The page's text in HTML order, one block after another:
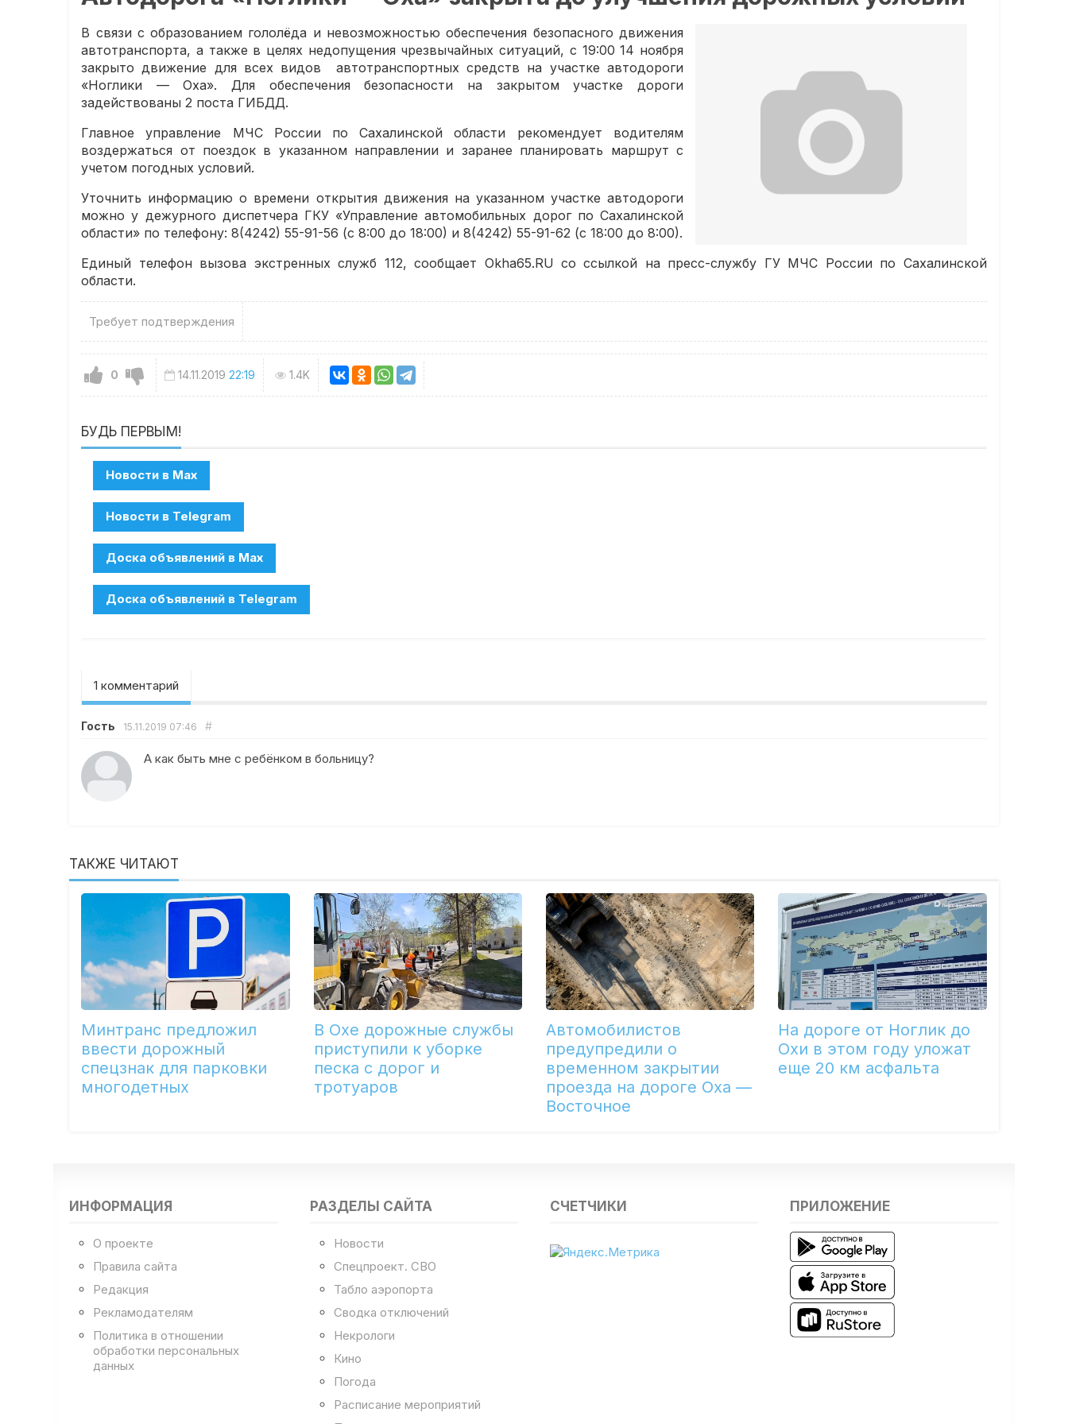
В связи с образованием гололёда и невозможностью обеспечения безопасного движения
автотранспорта, а также в целях недопущения чрезвычайных ситуаций, с 19:00 14 ноября
закрыто движение для всех видов автотранспортных средств на участке автодороги
«Ноглики — Оха». Для обеспечения безопасности на закрытом участке дороги
задействованы 2 поста ГИБДД.
Главное управление МЧС России по Сахалинской области рекомендует водителям
воздержаться от поездок в указанном направлении и заранее планировать маршрут с
учетом погодных условий.
Уточнить информацию о времени открытия движения на указанном участке автодороги
можно у дежурного диспетчера ГКУ «Управление автомобильных дорог по Сахалинской
области» по телефону: 8(4242) 55-91-56 (с 8:00 до 18:00) и 8(4242) 55-91-62 (с 18:00 до 8:00).
Единый телефон вызова экстренных служб 112, сообщает Okha65.RU со ссылкой на пресс-службу ГУ МЧС России по Сахалинской
области.
Требует подтверждения
0 14.11.2019 22:19 1.4K
БУДЬ ПЕРВЫМ!
1 комментарий
Гость 15.11.2019 07:46 #
А как быть мне с ребёнком в больницу?
ТАКЖЕ ЧИТАЮТ
Минтранс предложил
ввести дорожный
спецзнак для парковки
многодетных
В Охе дорожные службы
приступили к уборке
песка с дорог и
тротуаров
Автомобилистов
предупредили о
временном закрытии
проезда на дороге Оха —
Восточное
На дороге от Ноглик до
Охи в этом году уложат
еще 20 км асфальта
ИНФОРМАЦИЯ
О проекте
Правила сайта
Редакция
Рекламодателям
Политика в отношении
обработки персональных
данных
РАЗДЕЛЫ САЙТА
Новости
Спецпроект. СВО
Табло аэропорта
Сводка отключений
Некрологи
Кино
Погода
Расписание мероприятий
СЧЕТЧИКИ ПРИЛОЖЕНИЕ